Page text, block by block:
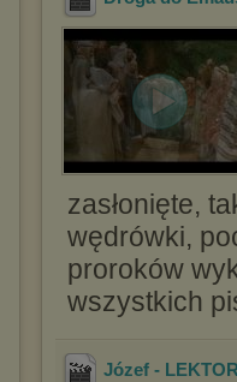
zasłonięte,
wędrówki,
proroków
wszystkich
Józef -